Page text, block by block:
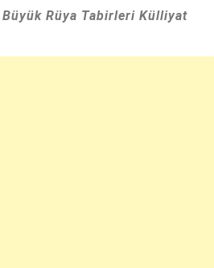
Büyük Rüya Tabirleri Külliyat